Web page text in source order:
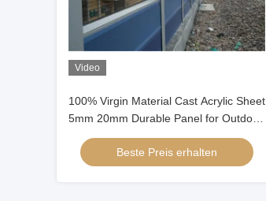
Video
100% Virgin Material Cast Acrylic Sheet
5mm 20mm Durable Panel for Outdoor
sound Barrier
Beste Preis erhalten